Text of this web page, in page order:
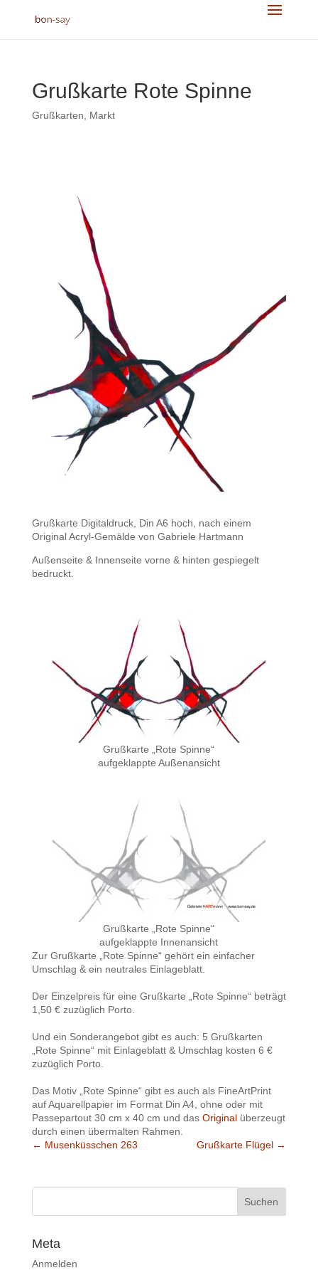
Grußkarte Rote Spinne
Grußkarten Markt
Grußkarte Digitaldruck, Din A6 hoch, nach einem
Original Acryl-Gemälde von Gabriele Hartmann
Außenseite & Innenseite vorne & hinten gespiegelt
bedruckt.
Grußkarte „Rote Spinne“
aufgeklappte Außenansicht
Grußkarte „Rote Spinne“
aufgeklappte Innenansicht
Zur Grußkarte „Rote Spinne“ gehört ein einfacher
Umschlag & ein neutrales Einlageblatt.
Der Einzelpreis für eine Grußkarte „Rote Spinne“ beträgt
1,50 € zuzüglich Porto.
Und ein Sonderangebot gibt es auch: 5 Grußkarten
„Rote Spinne“ mit Einlageblatt & Umschlag kosten 6 €
zuzüglich Porto.
Das Motiv „Rote Spinne“ gibt es auch als FineArtPrint
auf Aquarellpapier im Format Din A4, ohne oder mit
Passepartout 30 cm x 40 cm und das Original überzeugt
durch einen übermalten Rahmen.
← Musenküsschen 263 Grußkarte Flügel →
Meta
Anmelden